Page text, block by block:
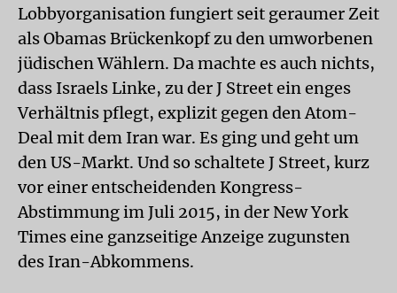
Lobbyorganisation fungiert seit geraumer Zeit
als Obamas Brückenkopf zu den umworbenen
jüdischen Wählern. Da machte es auch nichts,
dass Israels Linke, zu der J Street ein enges
Verhältnis pflegt, explizit gegen den Atom-
Deal mit dem Iran war. Es ging und geht um
den US-Markt. Und so schaltete J Street, kurz
vor einer entscheidenden Kongress-
Abstimmung im Juli 2015, in der New York
Times eine ganzseitige Anzeige zugunsten
des Iran-Abkommens.